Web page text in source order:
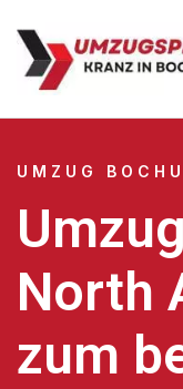
UMZUG
North
zum